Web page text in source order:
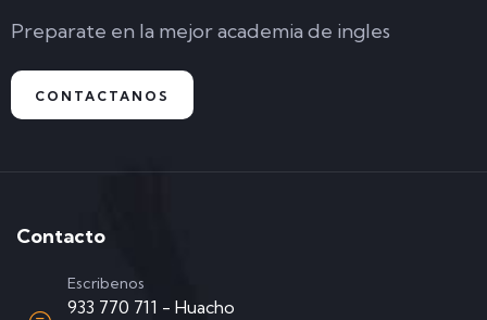
Preparate en la mejor academia de ingles
CONTACTANOS
Contacto
Escribenos
933 770 711 - Huacho